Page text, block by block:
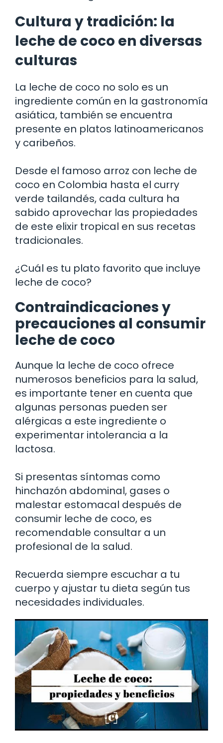
Cultura y tradición: la
leche de coco en diversas
culturas
La leche de coco no solo es un
ingrediente común en la gastronomía
asiática, también se encuentra
presente en platos latinoamericanos
y caribeños.
Desde el famoso arroz con leche de
coco en Colombia hasta el curry
verde tailandés, cada cultura ha
sabido aprovechar las propiedades
de este elixir tropical en sus recetas
tradicionales.
¿Cuál es tu plato favorito que incluye
leche de coco?
Contraindicaciones y
precauciones al consumir
leche de coco
Aunque la leche de coco ofrece
numerosos beneficios para la salud,
es importante tener en cuenta que
algunas personas pueden ser
alérgicas a este ingrediente o
experimentar intolerancia a la
lactosa.
Si presentas síntomas como
hinchazón abdominal, gases o
malestar estomacal después de
consumir leche de coco, es
recomendable consultar a un
profesional de la salud.
Recuerda siempre escuchar a tu
cuerpo y ajustar tu dieta según tus
necesidades individuales.